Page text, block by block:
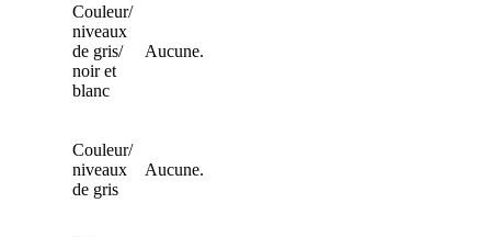
Couleur/
niveaux
de gris/
noir et
blanc
Aucune.
Couleur/
niveaux
de gris
Aucune.